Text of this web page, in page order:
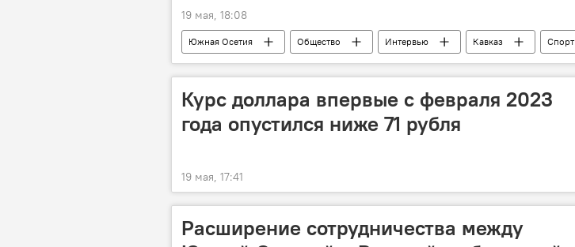
19 мая, 18:08
Южная Осетия Общество Интервью Кавказ Спорт
Курс доллара впервые с февраля 2023
года опустился ниже 71 рубля
19 мая, 17:41
Расширение сотрудничества между